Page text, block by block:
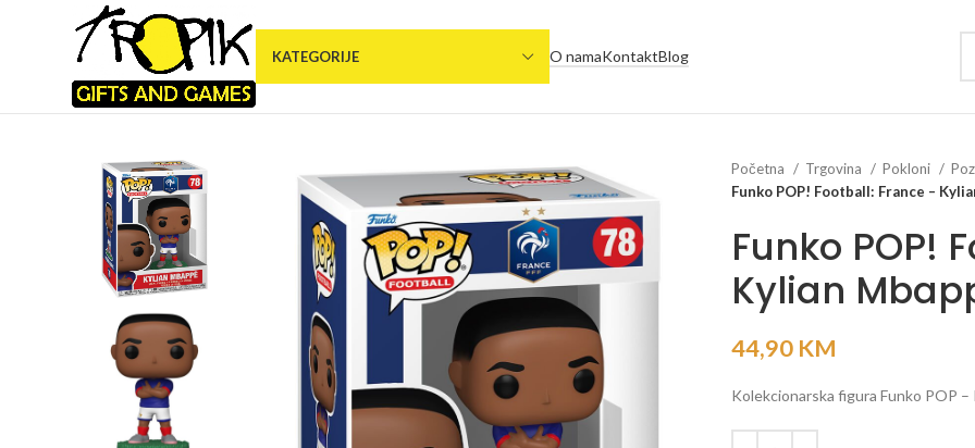
KATEGORIJE O namaKontaktBlog
Početna Trgovina Pokloni
Funko POP! Football: France –
Funko POP!
Kylian
44,90 KM
Kolekcionarska figura Funko POP –